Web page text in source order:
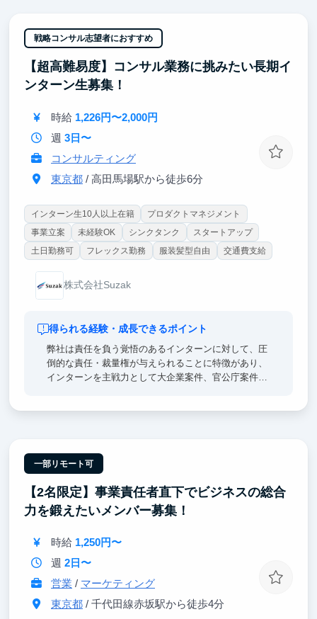
任ある実務経験を積むことが可能です。
【ポイント③｜新規事業の最前線に触れる】
クライアント企業の既存サービスを改善するだけでな
く、新規事業の受容性検証にも携わります。市場のト
学ぶことができます。
戦略コンサル志望者におすすめ
【超高難易度】コンサル業務に挑みたい長期イ
ンターン生募集！
時給 1,226円〜2,000円
週 3日〜
コンサルティング
東京都/ 高田馬場駅から徒歩6分
インターン生10人以上在籍
プロダクトマネジメント
事業立案
未経験OK シンクタンク
スタートアップ
土日勤務可
フレックス勤務 服装髪型自由 交通費支給
株式会社Suzak
得られる経験・成長できるポイント
弊社は責任を負う覚悟のあるインターンに対して、圧
倒的な責任・裁量権が与えられることに特徴があり、
インターンを主戦力として大企業案件、官公庁案件を
のない一般的な大学生」から「日系大手、外資系企業
において同期トップレベルとなるビジネスマン」へと
成長してきた実績があります。
一部リモート可
【2名限定】事業責任者直下でビジネスの総合
力を鍛えたいメンバー募集！
時給 1,250円〜
週 2日〜
営業 / マーケティング
東京都/ 千代田線赤坂駅から徒歩4分